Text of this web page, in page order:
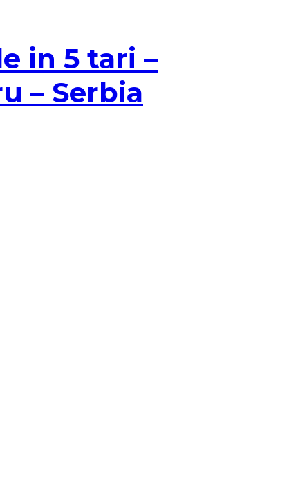
in 5 tari –
– Serbia